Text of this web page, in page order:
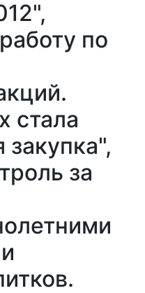
",
по
стала
закупка",
за